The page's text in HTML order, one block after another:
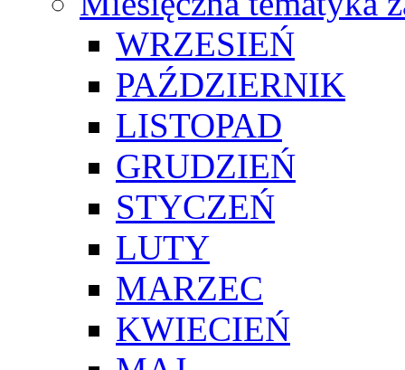
WRZESIEŃ
PAŹDZIERNIK
LISTOPAD
GRUDZIEŃ
STYCZEŃ
LUTY
MARZEC
KWIECIEŃ